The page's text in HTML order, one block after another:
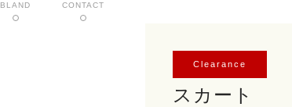
BLAND CONTACT
Clearance
スカート